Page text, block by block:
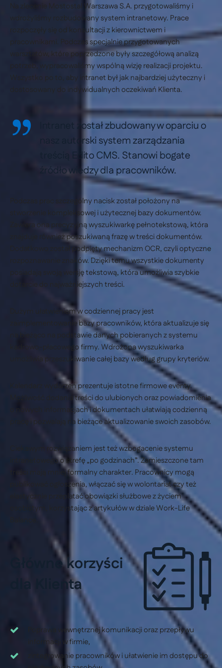
Na zlecenie Mostostal Warszawa S.A. przygotowaliśmy i
wdrożyliśmy rozbudowany system intranetowy. Prace
rozpoczęły się od konsultacji z kierownictwem i
pracownikami. Podczas specjalnie przygotowanych
warsztatów, które poprzedzone były szczegółową analizą
potrzeb, wypracowaliśmy wspólną wizję realizacji projektu.
Wszystko po to, aby intranet był jak najbardziej użyteczny i
dostosowany do indywidualnych oczekiwań Klienta.
Intranet został zbudowany w oparciu o
nasz autorski system zarządzania
treścią Edito CMS. Stanowi bogate
źródło wiedzy dla pracowników.
Podczas prac szczególny nacisk został położony na
stworzenie kompleksowej i użytecznej bazy dokumentów.
Zawiera ona precyzyjną wyszukiwarkę pełnotekstową, która
znajduje również poszukiwaną frazę w treści dokumentów.
Dodatkowo został podpięty mechanizm OCR, czyli optyczne
rozpoznawanie znaków. Dzięki temu wszystkie dokumenty
posiadają swoją wersję tekstową, która umożliwia szybkie
dotarcie do najważniejszych treści.
Dużym ułatwieniem w codziennej pracy jest
zaimplementowanie bazy pracowników, która aktualizuje się
na bieżąco na podstawie danych pobieranych z systemu
kadrowo-płacowego firmy. Wdrożona wyszukiwarka
umożliwia przeszukiwanie całej bazy według grupy kryteriów.
Kalendarz wydarzeń prezentuje istotne firmowe eventy.
Możliwość dodania treści do ulubionych oraz powiadomienia
o nowych informacjach i dokumentach ułatwiają codzienną
pracę i pozwalają na bieżące aktualizowanie swoich zasobów.
Ciekawym rozwiązaniem jest też wzbogacenie systemu
intranetowego o strefę „po godzinach”. Zamieszczone tam
treści mają mniej formalny charakter. Pracownicy mogą
publikować ogłoszenia, włączać się w wolontariat czy też
elastycznie przeplatać obowiązki służbowe z życiem
osobistym, korzystając z artykułów w dziale Work-Life
Główne korzyści
dla Klienta
Poprawa wewnętrznej komunikacji oraz przepływu
informacji w firmie,
zintegrowanie pracowników i ułatwienie im dostępu do